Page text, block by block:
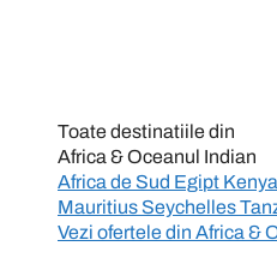
Toate destinatiile din
Africa & Oceanul Indian
Africa de Sud Egipt Kenya
Mauritius Seychelles
Vezi ofertele din Africa &